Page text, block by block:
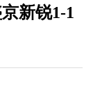
新锐1-1